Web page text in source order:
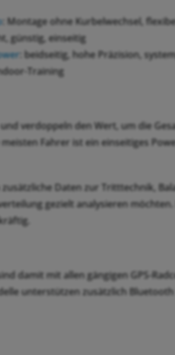
: Montage ohne Kurbelwechsel,
günstig, einseitig
: beidseitig, hohe Präzision,
Training
verdoppeln den Wert, um die
Fahrer ist ein einseitiges
Daten zur Tritttechnik,
gezielt analysieren
damit mit allen gängigen GPS-
unterstützen zusätzlich